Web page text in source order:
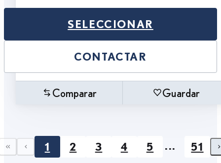
SELECCIONAR
CONTACTAR
Comparar Guardar
First page
Previous page
1 2 3 4 5 ... 51